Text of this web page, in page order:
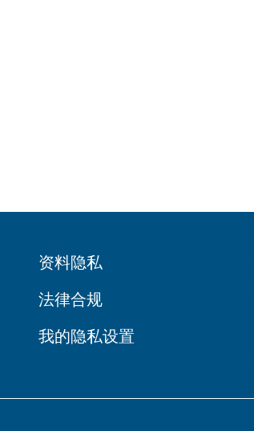
资料隐私
法律合规
我的隐私设置